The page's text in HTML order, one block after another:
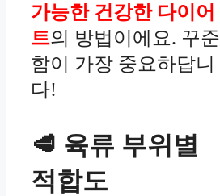
가능한 건강한 다이어
트의 방법이에요. 꾸준
함이 가장 중요하답니
다!
🥩 육류 부위별
적합도